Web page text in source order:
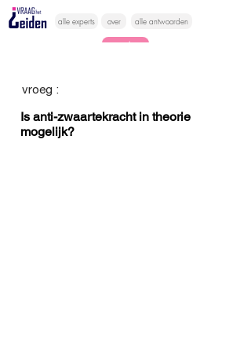
alle experts over alle antwoorden
vragen lessen
vroeg :
Is anti-zwaartekracht in theorie
mogelijk?